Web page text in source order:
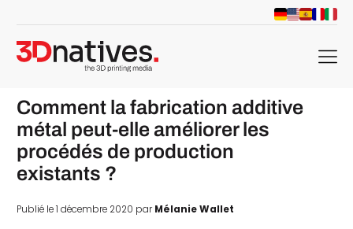
menu
Comment la fabrication additive
métal peut-elle améliorer les
procédés de production
existants ?
Publié le 1 décembre 2020 parMélanie Wallet